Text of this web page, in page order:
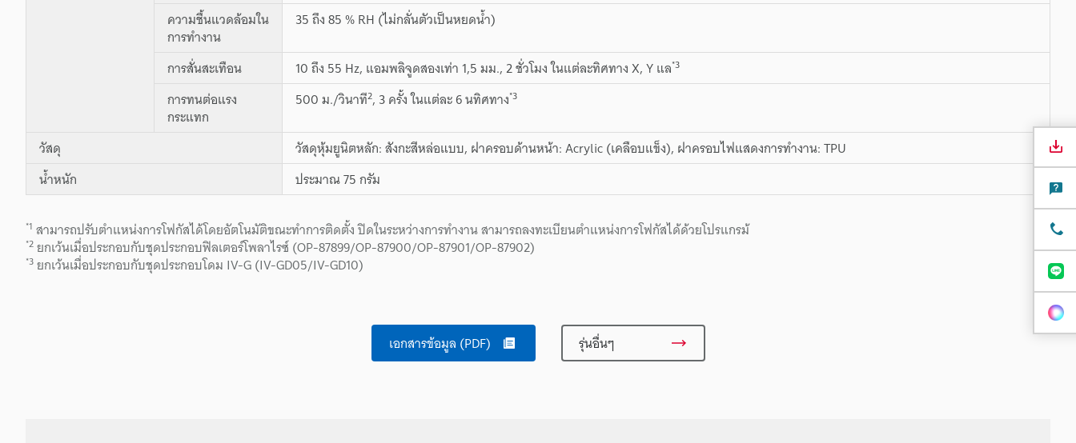
ความชื้นแวดล้อมใน
การทำงาน
35 ถึง 85 % RH (ไม่กลั่นตัวเป็นหยดน้ำ)
การสั่นสะเทือน 10 ถึง 55 Hz, แอมพลิจูดสองเท่า 1,5 มม., 2 ชั่วโมง ในแต่ละทิศทาง X, Y แล*3
การทนต่อแรง
กระแทก
500 ม./วินาที2, 3 ครั้ง ในแต่ละ 6 นทิศทาง*3
วัสดุ
วัสดุหุ้มยูนิตหลัก: สังกะสีหล่อแบบ, ฝาครอบด้านหน้า: Acrylic (เคลือบแข็ง), ฝาครอบไฟแสดงการทำงาน: TPU
น้ำหนัก
ประมาณ 75 กรัม
*1 สามารถปรับตำแหน่งการโฟกัสได้โดยอัตโนมัติขณะทำการติดตั้ง ปิดในระหว่างการทำงาน สามารถลงทะเบียนตำแหน่งการโฟกัสได้ด้วยโปรแกรม้
*2ยกเว้นเมื่อประกอบกับชุดประกอบฟิลเตอร์โพลาไรซ์ (OP-87899/OP-87900/OP-87901/OP-87902)
*3ยกเว้นเมื่อประกอบกับชุดประกอบโดม IV-G (IV-GD05/IV-GD10)
เอกสารข้อมูล (PDF) รุ่นอื่นๆ